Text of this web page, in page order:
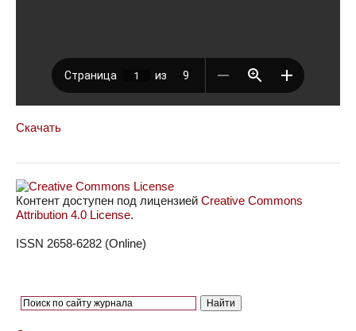
Скачать
Контент доступен под лицензией Creative Commons
Attribution 4.0 License.
ISSN 2658-6282 (Online)